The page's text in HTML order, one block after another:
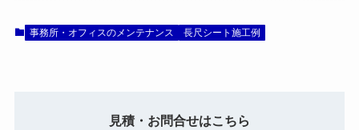
事務所・オフィスのメンテナンス 長尺シート施工例
見積・お問合せはこちら